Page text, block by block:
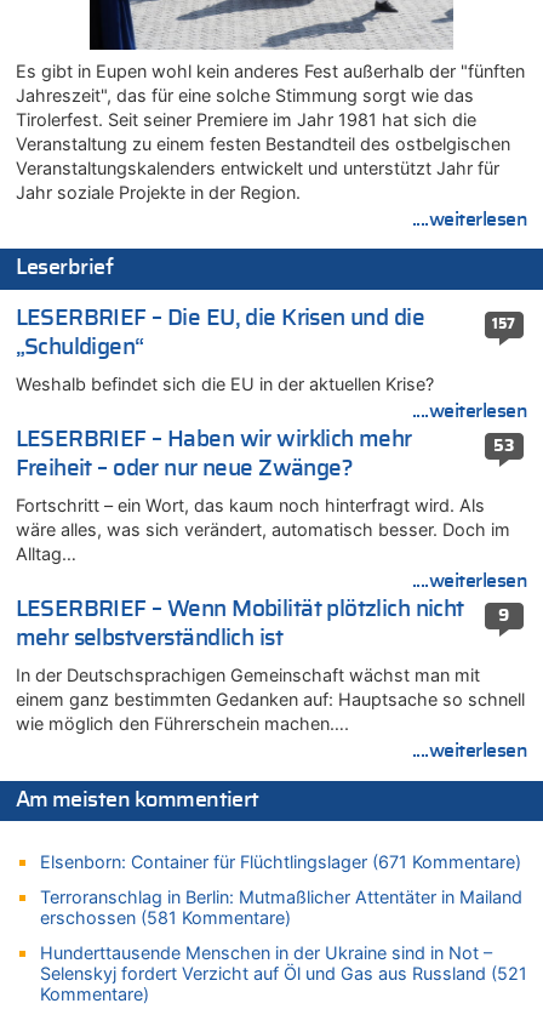
LESERBRIEF – Für lokale, dezentrale Energieproduktion
Leipzig, Mechernich und die Frage: Wer steckt hinter den
Drohnen mit Strengstoff? War es Russland?
08.08.2026 - 22:07 von Shari zu
Belgier knackt Jackpot bei Lotterie EuroMillions und gewinnt
mehr als 111 Millionen €
Leipzig, Mechernich und die Frage: Wer steckt hinter den
Drohnen mit Strengstoff? War es Russland?
Zwölf Jahre nach Aachener Bankraub: 70-Jähriger gefasst
08.08.2026 - 21:28 von Noah Parmentier zu
Leipzig, Mechernich und die Frage: Wer steckt hinter den
08.08.2026 - 21:11 von Mungo zu
Leipzig, Mechernich und die Frage: Wer steckt hinter den
08.08.2026 - 20:49 von Marcel Scholzen Eimerscheid zu
Leipzig, Mechernich und die Frage: Wer steckt hinter den
08.08.2026 - 20:34 von Dax zu
Wasserstand des Rheins in NRW so niedrig wie noch nie
Leipzig, Mechernich und die Frage: Wer steckt hinter den
Drohnen mit Strengstoff? War es Russland?
Drohnen mit Strengstoff? War es Russland?
08.08.2026 - 20:19 von Peter G zu
Zwölf Jahre nach Aachener Bankraub: 70-Jähriger gefasst
Leipzig, Mechernich und die Frage: Wer steckt hinter den
Drohnen mit Strengstoff? War es Russland?
08.08.2026 - 20:16 von Dax zu
Wasserstand des Rheins in NRW so niedrig wie noch nie
Es gibt in Eupen wohl kein anderes Fest außerhalb der "fünften
Jahreszeit", das für eine solche Stimmung sorgt wie das
Tirolerfest. Seit seiner Premiere im Jahr 1981 hat sich die
Veranstaltung zu einem festen Bestandteil des ostbelgischen
Veranstaltungskalenders entwickelt und unterstützt Jahr für
Jahr soziale Projekte in der Region.
....weiterlesen
Leserbrief
157
LESERBRIEF – Die EU, die Krisen und die
„Schuldigen“
Weshalb befindet sich die EU in der aktuellen Krise?
....weiterlesen
53
LESERBRIEF – Haben wir wirklich mehr
Freiheit – oder nur neue Zwänge?
Fortschritt – ein Wort, das kaum noch hinterfragt wird. Als
wäre alles, was sich verändert, automatisch besser. Doch im
Alltag…
....weiterlesen
9
LESERBRIEF – Wenn Mobilität plötzlich nicht
mehr selbstverständlich ist
In der Deutschsprachigen Gemeinschaft wächst man mit
einem ganz bestimmten Gedanken auf: Hauptsache so schnell
wie möglich den Führerschein machen….
....weiterlesen
Am meisten kommentiert
Elsenborn: Container für Flüchtlingslager (671 Kommentare)
Terroranschlag in Berlin: Mutmaßlicher Attentäter in Mailand
erschossen (581 Kommentare)
Hunderttausende Menschen in der Ukraine sind in Not –
Selenskyj fordert Verzicht auf Öl und Gas aus Russland (521
Kommentare)